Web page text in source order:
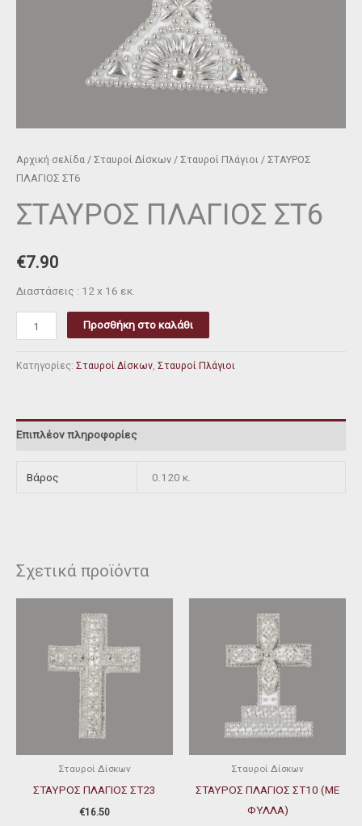
Αρχική σελίδα / Σταυροί Δίσκων / Σταυροί Πλάγιοι / ΣΤΑΥΡΟΣ
ΠΛΑΓΙΟΣ ΣΤ6
ΣΤΑΥΡΟΣ ΠΛΑΓΙΟΣ ΣΤ6
€7.90
Διαστάσεις : 12 x 16 εκ.
Προσθήκη στο καλάθι
Κατηγορίες: Σταυροί Δίσκων, Σταυροί Πλάγιοι
Επιπλέον πληροφορίες
Βάρος 0.120 κ.
Σχετικά προϊόντα
Σταυροί Δίσκων
ΣΤΑΥΡΟΣ ΠΛΑΓΙΟΣ ΣΤ23
€16.50
Σταυροί Δίσκων
ΣΤΑΥΡΟΣ ΠΛΑΓΙΟΣ ΣΤ10 (ΜΕ
ΦΥΛΛΑ)